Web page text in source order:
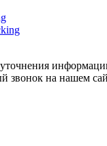
звонок на нашем